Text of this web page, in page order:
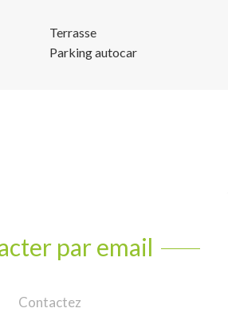
Terrasse
Parking autocar
par email
Contactez